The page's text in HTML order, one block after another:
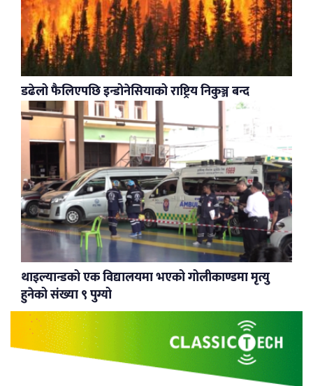
डढेलो फैलिएपछि इन्डोनेसियाको राष्ट्रिय निकुञ्ज बन्द
थाइल्यान्डको एक विद्यालयमा भएको गोलीकाण्डमा मृत्यु
हुनेको संख्या ९ पुग्यो